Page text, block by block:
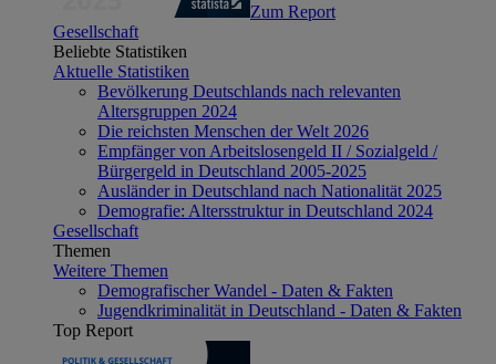
Zum Report
Gesellschaft
Beliebte Statistiken
Aktuelle Statistiken
Bevölkerung Deutschlands nach relevanten
Altersgruppen 2024
Die reichsten Menschen der Welt 2026
Empfänger von Arbeitslosengeld II / Sozialgeld /
Bürgergeld in Deutschland 2005-2025
Ausländer in Deutschland nach Nationalität 2025
Demografie: Altersstruktur in Deutschland 2024
Gesellschaft
Themen
Weitere Themen
Demografischer Wandel - Daten & Fakten
Jugendkriminalität in Deutschland - Daten & Fakten
Top Report